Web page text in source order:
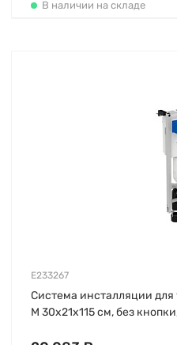
В наличии на складе
E233267
Система инсталляции для
М 30х21х115 см, без